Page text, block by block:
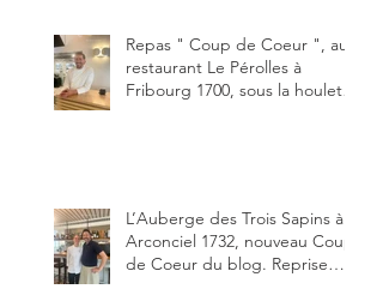
10.
Repas " Coup de Coeur ", au
restaurant Le Pérolles à
Fribourg 1700, sous la houlette
L’Auberge des Trois Sapins à
Arconciel 1732, nouveau Coup
de Coeur du blog. Reprise